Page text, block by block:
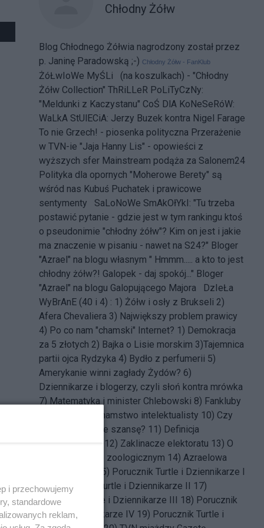
Chłodny Żółw
Blog Chłodnego Żółwia nagrodzony został przez
p. Janinę Paradowską ;-) Chłodny Żółw - FanKlub
ŻóŁwIoWe MyŚLi (na koszulkach) - "Chłodny
Żółw Collection" ThRiLLeR PoLiTyCzNy:
"Meldunki z Kaczystanu" CoŚ DlA KoNeSeRóW:
WaLkA StUlECiA: Jerzy Buzek kontra Nigel Farage
To nie Grzech! - piosenka polityczna Przerażenie
w TVN-ie "Jaja Hanny Lis" - opowieści z
wyższych sfer Mainstream podąża za Salonem24
Polityka dla opornych "Moherowe Berety" są
wśród nas Kubuś Puchatek i prawicowe
sentymenty SaLoNoWe SmAkOłYkI: "Tu trzeba
postawić pytanie - gdzie jest w tym rankingu ktoś
o pseudonimie "chłodny żółw"? Kim on jest i jakie
ma znaczenie w pisaniu - nawet na S24?" Bloger
"Azrael" na blogu własnym " Hmmm..... a kto to jest
chłodny żółw?! Galopek - daj spokój..." Bloger
"Azrael" na blogu Galopującego Majora DzIeŁa
WyBrAnE (40 i 4) : 1) Żółw i osły z Brukseli 2)
Afera Chevaliera 3) Największy problem prawicy
4) Po co nam "chamski" Internet? 1) Demokracja
za 5 złotych 2) Bajka o Lisie morskim 3)Tajemnica
partii ojca Rydzyka 4) Bydło z perfumerii 5)
Amerykanie winni zagłady Żydów? 6)
Dziennikarze i blogerzy, czyli słoń kontra mrówka
7) Matematyka i minister Chlebowski 8) Fankluby
Chamstwo intelektualisty 10) Czy
Tusk ma jeszcze szansę? 11) Definicja
12) Zaklinacze elektoratu 13) O
dziennikarstwie zoologicznym 14) Azraelowa
15) Porucznik Turtle i Dziennikarze I
16)Porucznik Turtle i Dziennikarze II 17)
Porucznik Turtle i Dziennikarze III 18) Porucznik
Turtle i Dziennikarze IV 19) Porucznik Turtle i
i przechowujemy
standardowe
reklam,